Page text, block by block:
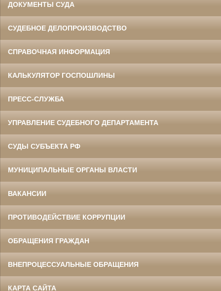
ДОКУМЕНТЫ СУДА
СУДЕБНОЕ ДЕЛОПРОИЗВОДСТВО
СПРАВОЧНАЯ ИНФОРМАЦИЯ
КАЛЬКУЛЯТОР ГОСПОШЛИНЫ
ПРЕСС-СЛУЖБА
УПРАВЛЕНИЕ СУДЕБНОГО ДЕПАРТАМЕНТА
СУДЫ СУБЪЕКТА РФ
МУНИЦИПАЛЬНЫЕ ОРГАНЫ ВЛАСТИ
ВАКАНСИИ
ПРОТИВОДЕЙСТВИЕ КОРРУПЦИИ
ОБРАЩЕНИЯ ГРАЖДАН
ВНЕПРОЦЕССУАЛЬНЫЕ ОБРАЩЕНИЯ
КАРТА САЙТА